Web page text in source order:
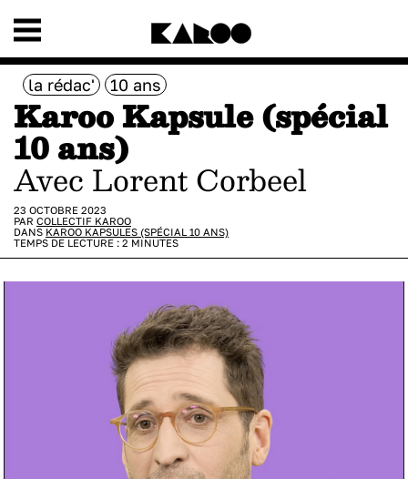
la rédac' 10 ans
Karoo Kapsule (spécial
10 ans)
avec Lorent Corbeel
23 OCTOBRE 2023
PAR COLLECTIF KAROO
DANS KAROO KAPSULES (SPÉCIAL 10 ANS)
TEMPS DE LECTURE : 2 MINUTES